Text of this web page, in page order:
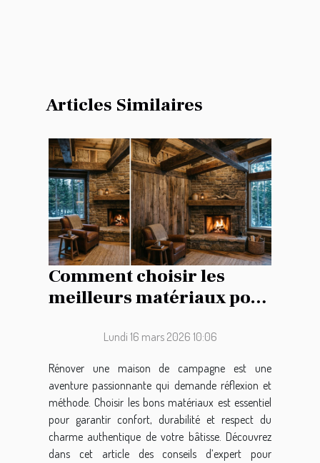
Articles Similaires
Comment choisir les
meilleurs matériaux pour
maison de campagne ?
Lundi 16 mars 2026 10:06
Rénover une maison de campagne est une
aventure passionnante qui demande réflexion et
méthode. Choisir les bons matériaux est essentiel
pour garantir confort, durabilité et respect du
charme authentique de votre bâtisse. Découvrez
dans cet article des conseils d’expert pour